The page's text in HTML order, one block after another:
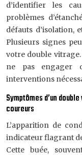
d’identifier les
problèmes
défauts d’isolation,
Plusieurs signes
votre double
ne pas engager
interventions
Symptômes d’un
coureurs
L’apparition de
indicateur flagrant
Cette buée,